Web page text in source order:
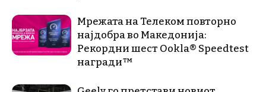
Мрежата на Телеком повторно
најдобра во Македонија:
Рекордни шест Ookla® Speedtest
награди™